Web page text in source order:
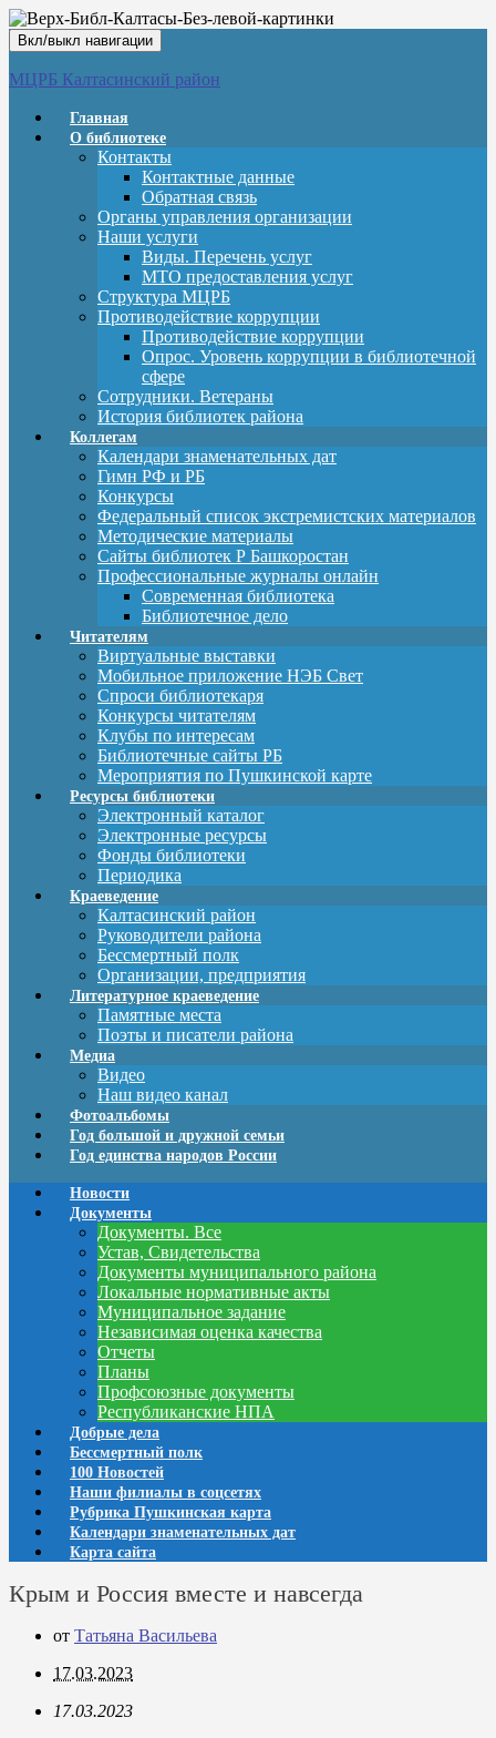
Вкл/выкл навигации
МЦРБ Калтасинский район
Главная
О библиотеке
Контакты
Контактные данные
Обратная связь
Органы управления организации
Наши услуги
Виды. Перечень услуг
МТО предоставления услуг
Структура МЦРБ
Противодействие коррупции
Противодействие коррупции
Опрос. Уровень коррупции в библиотечной
сфере
Сотрудники. Ветераны
История библиотек района
Коллегам
Календари знаменательных дат
Гимн РФ и РБ
Конкурсы
Федеральный список экстремистских материалов
Методические материалы
Сайты библиотек Р Башкоростан
Профессиональные журналы онлайн
Современная библиотека
Библиотечное дело
Читателям
Виртуальные выставки
Мобильное приложение НЭБ Свет
Спроси библиотекаря
Конкурсы читателям
Клубы по интересам
Библиотечные сайты РБ
Мероприятия по Пушкинской карте
Ресурсы библиотеки
Электронный каталог
Электронные ресурсы
Фонды библиотеки
Периодика
Краеведение
Калтасинский район
Руководители района
Бессмертный полк
Организации, предприятия
Литературное краеведение
Памятные места
Поэты и писатели района
Медиа
Видео
Наш видео канал
Фотоальбомы
Год большой и дружной семьи
Год единства народов России
Новости
Документы
Документы. Все
Устав, Свидетельства
Документы муниципального района
Локальные нормативные акты
Муниципальное задание
Независимая оценка качества
Отчеты
Планы
Профсоюзные документы
Республиканские НПА
Добрые дела
Бессмертный полк
100 Новостей
Наши филиалы в соцсетях
Рубрика Пушкинская карта
Календари знаменательных дат
Карта сайта
Крым и Россия вместе и навсегда
от Татьяна Васильева
17.03.2023
17.03.2023